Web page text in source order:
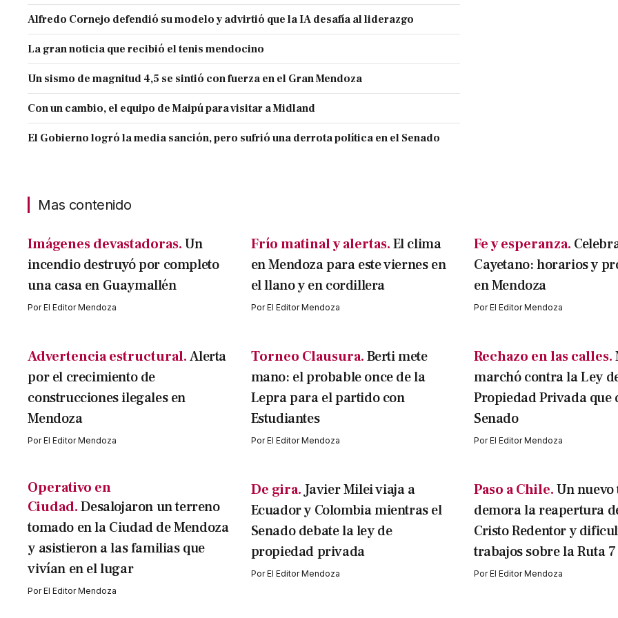
Alfredo Cornejo defendió su modelo y advirtió que la IA desafía al liderazgo
La gran noticia que recibió el tenis mendocino
Un sismo de magnitud 4,5 se sintió con fuerza en el Gran Mendoza
Con un cambio, el equipo de Maipú para visitar a Midland
El Gobierno logró la media sanción, pero sufrió una derrota política en el Senado
Mas contenido
Imágenes devastadoras. Un
incendio destruyó por completo
una casa en Guaymallén
PorEl Editor Mendoza
Frío matinal y alertas.El clima
en Mendoza para este viernes en
el llano y en cordillera
PorEl Editor Mendoza
Fe y esperanza.
Cayetano: horarios y
en Mendoza
PorEl Editor Mendoza
Advertencia estructural. Alerta
por el crecimiento de
construcciones ilegales en
Mendoza
PorEl Editor Mendoza
Torneo Clausura.Berti mete
mano: el probable once de la
Lepra para el partido con
Estudiantes
PorEl Editor Mendoza
Rechazo en las calles.
marchó contra la Ley
Propiedad Privada que
Senado
PorEl Editor Mendoza
Operativo en
Ciudad. Desalojaron un terreno
tomado en la Ciudad de Mendoza
y asistieron a las familias que
vivían en el lugar
PorEl Editor Mendoza
De gira. Javier Milei viaja a
Ecuador y Colombia mientras el
Senado debate la ley de
propiedad privada
PorEl Editor Mendoza
Paso a Chile.Un
demora la reapertura
Cristo Redentor y
trabajos sobre la Ruta 7
PorEl Editor Mendoza